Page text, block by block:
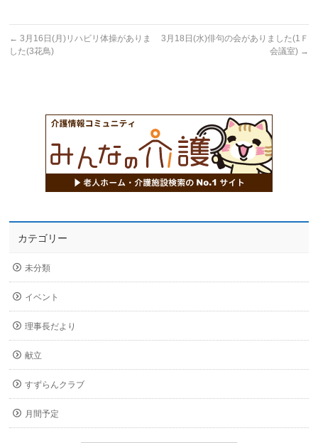
← 3月16日(月)リハビリ体操がありま
した(3花鳥)
3月18日(水)俳句の会がありました(1Ｆ
会議室) →
カテゴリー
未分類
イベント
理事長だより
献立
すずらんクラブ
月間予定